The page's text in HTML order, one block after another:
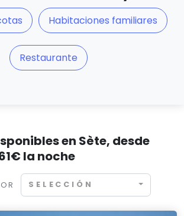
Habitaciones familiares
Restaurante
en Sète, desde
la noche
SELECCIÓN